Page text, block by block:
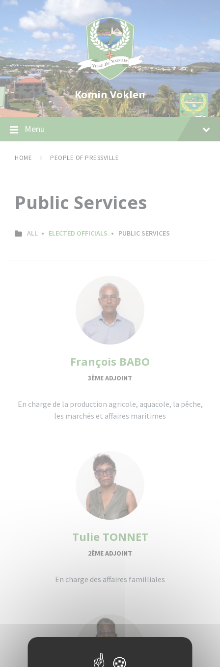
Skip
content
Skip
navigation
Skip
footer
Komin Voklen
Menu
HOME PEOPLE OF PRESSVILLE
Public Services
ALL ELECTED OFFICIALS PUBLIC SERVICES
François BABO
3ÈME ADJOINT
En charge de la production agricole, aquacole, la pêche,
les marchés et affaires maritimes
Tulie TONNET
2ÈME ADJOINT
En charge des affaires familliales